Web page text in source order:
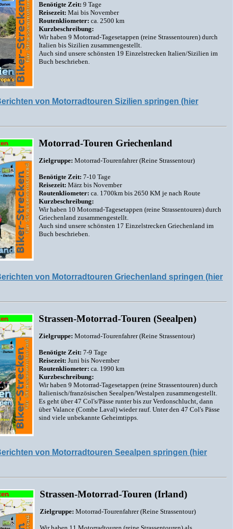
Benötigte Zeit: 9 Tage
Reisezeit: Mai bis November
Routenkliometer: ca. 2500 km
Kurzbeschreibung:
Wir haben 9 Motorrad-Tagesetappen (reine Strassentouren) durch
Italien bis Sizilien zusammengestellt.
Auch sind unsere schönsten 19 Einzelstrecken Italien/Sizilien im
Buch beschrieben.
von Motorradtouren Sizilien springen (hier
Motorrad-Touren Griechenland
Zielgruppe: Motorrad-Tourenfahrer (Reine Strassentour)
Benötigte Zeit: 7-10 Tage
Reisezeit: März bis November
Routenkliometer: ca. 1700km bis 2650 KM je nach Route
Kurzbeschreibung:
Wir haben 10 Motorrad-Tagesetappen (reine Strassentouren) durch
Griechenland zusammengestellt.
Auch sind unsere schönsten 17 Einzelstrecken Griechenland im
Buch beschrieben.
von Motorradtouren Griechenland springen (hier
Strassen-Motorrad-Touren (Seealpen)
Zielgruppe: Motorrad-Tourenfahrer (Reine Strassentour)
Benötigte Zeit: 7-9 Tage
Reisezeit: Juni bis November
Routenkliometer: ca. 1990 km
Kurzbeschreibung:
Wir haben 9 Motorrad-Tagesetappen (reine Strassentouren) durch
Italienisch/französischen Seealpen/Westalpen zusammengestellt.
Es geht über 47 Col's/Pässe runter bis zur Verdonschlucht, dann
über Valance (Combe Laval) wieder rauf. Unter den 47 Col's Pässe
sind viele unbekannte Geheimtipps.
von Motorradtouren Seealpen springen (hier
Strassen-Motorrad-Touren (Irland)
Zielgruppe: Motorrad-Tourenfahrer (Reine Strassentour)